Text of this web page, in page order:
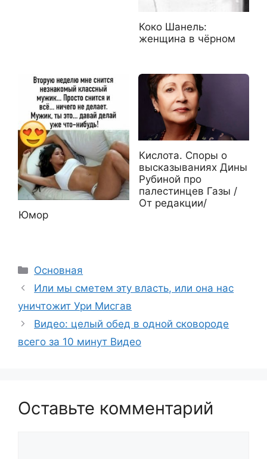
Коко Шанель:
женщина в чёрном
Юмор
Кислота. Споры о
высказываниях Дины
Рубиной про
палестинцев Газы /
От редакции/
Рубрики
Основная
Или мы сметем эту власть, или она нас
уничтожит Ури Мисгав
Видео: целый обед в одной сковороде
всего за 10 минут Видео
Оставьте комментарий